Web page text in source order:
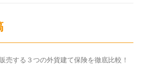
売する３つの外貨建て保険を徹底比較！